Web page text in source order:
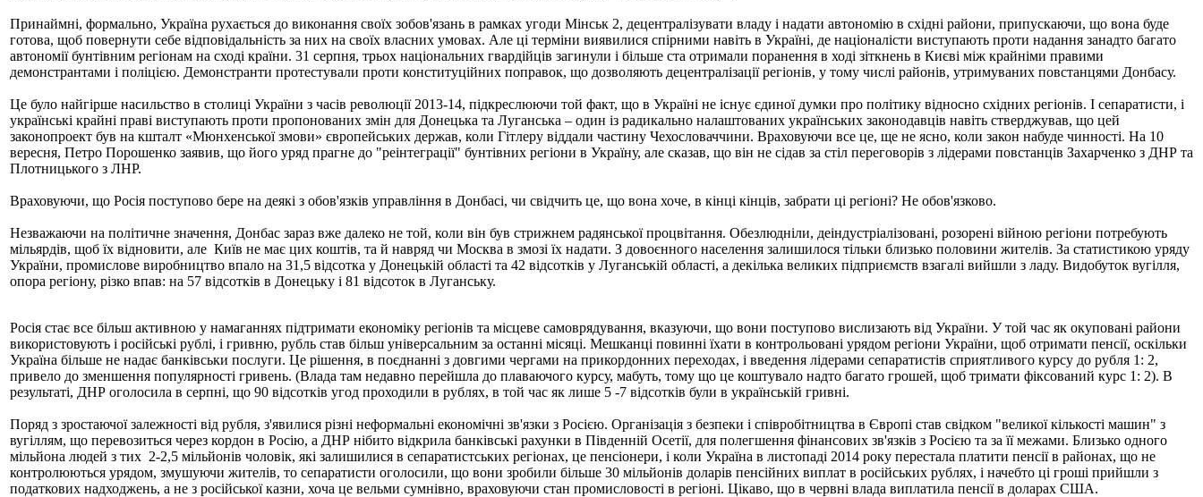
Принаймні, формально, Україна рухається до виконання своїх зобов'язань в рамках угоди Мінськ 2, децентралізувати владу і надати автономію в східні райони, припускаючи, що вона буде
готова, щоб повернути себе відповідальність за них на своїх власних умовах. Але ці терміни виявилися спірними навіть в Україні, де націоналісти виступають проти надання занадто багато
автономії бунтівним регіонам на сході країни. 31 серпня, трьох національних гвардійців загинули і більше ста отримали поранення в ході зіткнень в Києві між крайніми правими
демонстрантами і поліцією. Демонстранти протестували проти конституційних поправок, що дозволяють децентралізації регіонів, у тому числі районів, утримуваних повстанцями Донбасу.
Це було найгірше насильство в столиці України з часів революції 2013-14, підкреслюючи той факт, що в Україні не існує єдиної думки про політику відносно східних регіонів. І сепаратисти, і
українські крайні праві виступають проти пропонованих змін для Донецька та Луганська – один із радикально налаштованих українських законодавців навіть стверджував, що цей
законопроект був на кшталт «Мюнхенської змови» європейських держав, коли Гітлеру віддали частину Чехословаччини. Враховуючи все це, ще не ясно, коли закон набуде чинності. На 10
вересня, Петро Порошенко заявив, що його уряд прагне до "реінтеграції" бунтівних регіони в Україну, але сказав, що він не сідав за стіл переговорів з лідерами повстанців Захарченко з ДНР та
Плотницького з ЛНР.
Враховуючи, що Росія поступово бере на деякі з обов'язків управління в Донбасі, чи свідчить це, що вона хоче, в кінці кінців, забрати ці регіоні? Не обов'язково.
Незважаючи на політичне значення, Донбас зараз вже далеко не той, коли він був стрижнем радянської процвітання. Обезлюдніли, деіндустріалізовані, розорені війною регіони потребують
мільярдів, щоб їх відновити, але Київ не має цих коштів, та й навряд чи Москва в змозі їх надати. З довоєнного населення залишилося тільки близько половини жителів. За статистикою уряду
України, промислове виробництво впало на 31,5 відсотка у Донецькій області та 42 відсотків у Луганській області, а декілька великих підприємств взагалі вийшли з ладу. Видобуток вугілля,
опора регіону, різко впав: на 57 відсотків в Донецьку і 81 відсоток в Луганську.
Росія стає все більш активною у намаганнях підтримати економіку регіонів та місцеве самоврядування, вказуючи, що вони поступово вислизають від України. У той час як окуповані райони
використовують і російські рублі, і гривню, рубль став більш універсальним за останні місяці. Мешканці повинні їхати в контрольовані урядом регіони України, щоб отримати пенсії, оскільки
Україна більше не надає банківськи послуги. Це рішення, в поєднанні з довгими чергами на прикордонних переходах, і введення лідерами сепаратистів сприятливого курсу до рубля 1: 2,
привело до зменшення популярності гривень. (Влада там недавно перейшла до плаваючого курсу, мабуть, тому що це коштувало надто багато грошей, щоб тримати фіксований курс 1: 2). В
результаті, ДНР оголосила в серпні, що 90 відсотків угод проходили в рублях, в той час як лише 5 -7 відсотків були в українській гривні.
Поряд з зростаючої залежності від рубля, з'явилися різні неформальні економічні зв'язки з Росією. Організація з безпеки і співробітництва в Європі став свідком "великої кількості машин" з
вугіллям, що перевозиться через кордон в Росію, а ДНР нібито відкрила банківські рахунки в Південній Осетії, для полегшення фінансових зв'язків з Росією та за її межами. Близько одного
мільйона людей з тих 2-2,5 мільйонів чоловік, які залишилися в сепаратистських регіонах, це пенсіонери, і коли Україна в листопаді 2014 року перестала платити пенсії в районах, що не
контролюються урядом, змушуючи жителів, то сепаратисти оголосили, що вони зробили більше 30 мільйонів доларів пенсійних виплат в російських рублях, і начебто ці гроші прийшли з
податкових надходжень, а не з російської казни, хоча це вельми сумнівно, враховуючи стан промисловості в регіоні. Цікаво, що в червні влада виплатила пенсії в доларах США.